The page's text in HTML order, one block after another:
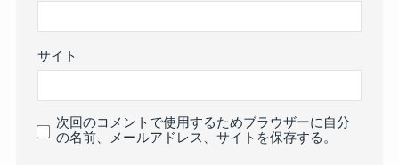
サイト
次回のコメントで使用するためブラウザーに自分
の名前、メールアドレス、サイトを保存する。